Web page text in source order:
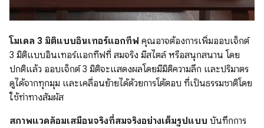
โมเดล 3 มิติแบบอินเทอร์แอกทีฟ คุณอาจต้องการเพิ่มออบเจ็กต์
3 มิติแบบอินเทอร์แอกทีฟที่ สมจริง มีสไตล์ หรือสนุกสนาน โดย
ปกติแล้ว ออบเจ็กต์ 3 มิติจะแสดงผลโดยมีมิติความลึก และปริมาตร
ดูได้จากทุกมุม และเคลื่อนย้ายได้ด้วยการโต้ตอบ ที่เป็นธรรมชาติโดย
ใช้ท่าทางสัมผัส
สภาพแวดล้อมเสมือนจริงที่สมจริงอย่างเต็มรูปแบบ บันทึกการ